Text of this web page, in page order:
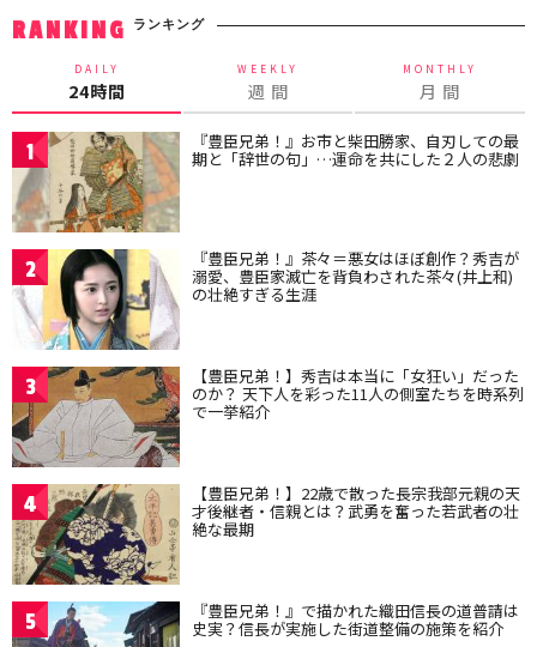
RANKING ランキング
DAILY
24時間
WEEKLY
週 間
MONTHLY
月 間
1 『豊臣兄弟！』お市と柴田勝家、自刃しての最
期と「辞世の句」…運命を共にした２人の悲劇
2 『豊臣兄弟！』茶々＝悪女はほぼ創作？秀吉が
溺愛、豊臣家滅亡を背負わされた茶々(井上和)
の壮絶すぎる生涯
3 【豊臣兄弟！】秀吉は本当に「女狂い」だった
のか？ 天下人を彩った11人の側室たちを時系列
で一挙紹介
4 【豊臣兄弟！】22歳で散った長宗我部元親の天
才後継者・信親とは？武勇を奮った若武者の壮
絶な最期
5 『豊臣兄弟！』で描かれた織田信長の道普請は
史実？信長が実施した街道整備の施策を紹介